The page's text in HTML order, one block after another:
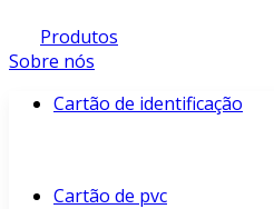
Produtos
Sobre nós
Cartão de identificação
Cartão de pvc